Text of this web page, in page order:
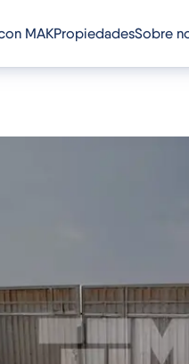
MAKPropiedadesSobre